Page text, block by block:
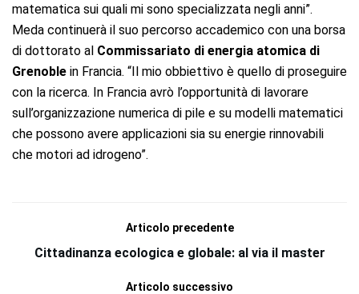
matematica sui quali mi sono specializzata negli anni”.
Meda continuerà il suo percorso accademico con una borsa
di dottorato al Commissariato di energia atomica di
Grenoble in Francia. “Il mio obbiettivo è quello di proseguire
con la ricerca. In Francia avrò l’opportunità di lavorare
sull’organizzazione numerica di pile e su modelli matematici
che possono avere applicazioni sia su energie rinnovabili
che motori ad idrogeno”.
Articolo precedente
Cittadinanza ecologica e globale: al via il master
Articolo successivo